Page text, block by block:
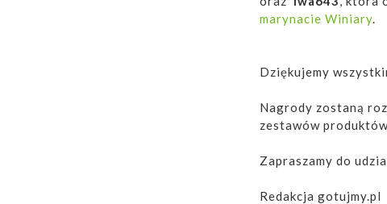
marynacie Winiary
Dziękujemy
Nagrody zostaną
zestawów
Zapraszamy do
Redakcja gotujmy.pl